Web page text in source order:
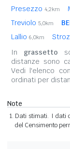
Presezzo 4,2km
Treviolo 5,0km
Lallio 6,0km
In grassetto
distanze sono
Vedi l'elenco
ordinati per
Note
Dati stimati. I dati
del Censimento